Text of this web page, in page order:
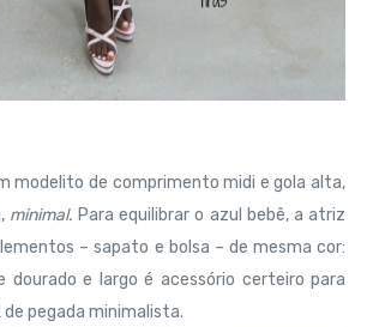
modelito de comprimento midi e gola alta,
minimal. Para equilibrar o azul bebê, a atriz
– sapato e bolsa – de mesma cor:
dourado e largo é acessório certeiro para
de pegada minimalista.